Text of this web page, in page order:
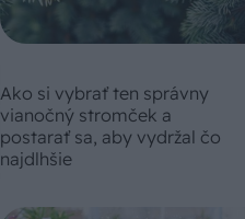
Ako si vybrať ten správny
vianočný stromček a
postarať sa, aby vydržal čo
najdlhšie